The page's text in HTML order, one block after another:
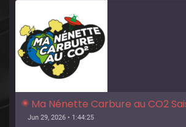
Ma Nénette Carbure au CO2
Jun 29, 2026 • 1:44:25